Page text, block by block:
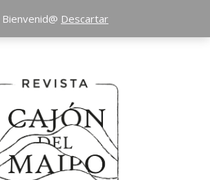
Bienvenid@ Descartar